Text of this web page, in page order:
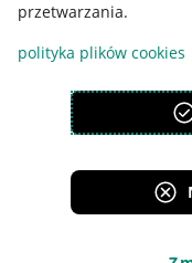
przetwarzania.
polityka plików cookies
Korzystanie z serwisu